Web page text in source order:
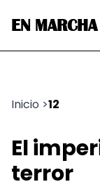
EN MARCHA
Inicio >12
El
terror